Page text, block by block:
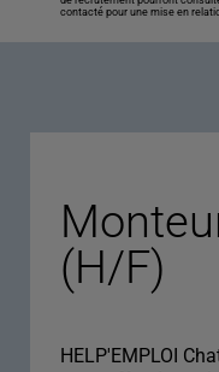
contacté pour une mise en
(H/F)
HELP'EMPLOI